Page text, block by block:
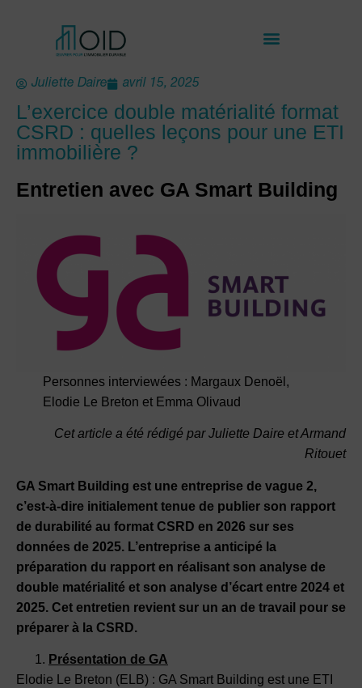
Juliette Daire avril 15, 2025
L’exercice double matérialité format
CSRD : quelles leçons pour une ETI
immobilière ?
Entretien avec GA Smart Building
Personnes interviewées : Margaux Denoël,
Elodie Le Breton et Emma Olivaud
Cet article a été rédigé par Juliette Daire et Armand
Ritouet
GA Smart Building est une entreprise de vague 2,
c’est-à-dire initialement tenue de publier son rapport
de durabilité au format CSRD en 2026 sur ses
données de 2025. L’entreprise a anticipé la
préparation du rapport en réalisant son analyse de
double matérialité et son analyse d’écart entre 2024 et
2025. Cet entretien revient sur un an de travail pour se
préparer à la CSRD.
Présentation de GA
Elodie Le Breton (ELB) : GA Smart Building est une ETI